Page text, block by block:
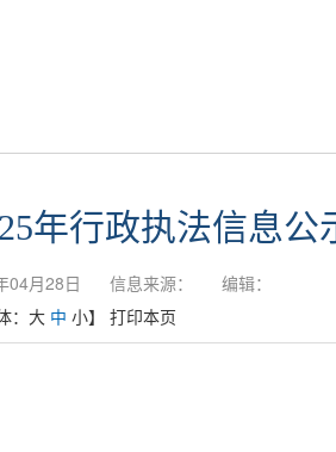
年行政执法信息公
04月28日 信息来源：
编辑：
： 大 中 小】 打印本页